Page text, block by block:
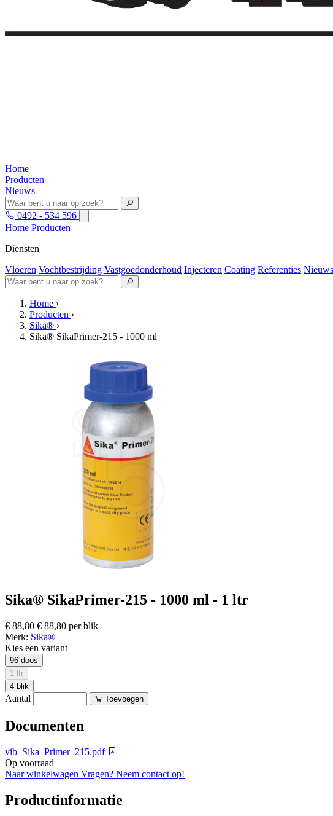
Home
Producten
Nieuws
0492 - 534 596
Home Producten
Diensten
Vloeren Vochtbestrijding Vastgoedonderhoud Injecteren Coating Referenties Nieuws
Home ›
Producten ›
Sika® ›
Sika® SikaPrimer-215 - 1000 ml
Sika® SikaPrimer-215 - 1000 ml - 1 ltr
€ 88,80 € 88,80 per blik
Merk: Sika®
Kies een variant
96 doos
1 ltr
4 blik
Aantal Toevoegen
Documenten
vib_Sika_Primer_215.pdf
Op voorraad
Naar winkelwagen Vragen? Neem contact op!
Productinformatie